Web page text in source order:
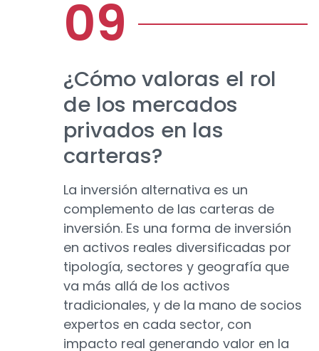
¿Cómo valoras el rol
de los mercados
privados en las
carteras?
La inversión alternativa es un
complemento de las carteras de
inversión. Es una forma de inversión
en activos reales diversificadas por
tipología, sectores y geografía que
va más allá de los activos
tradicionales, y de la mano de socios
expertos en cada sector, con
impacto real generando valor en la